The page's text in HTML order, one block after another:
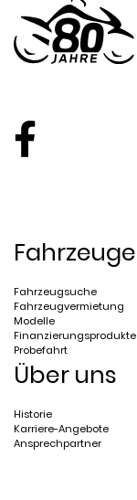
Fahrzeuge
Fahrzeugsuche
Fahrzeugvermietung
Modelle
Finanzierungsprodukte
Probefahrt
Über uns
Historie
Karriere-Angebote
Ansprechpartner